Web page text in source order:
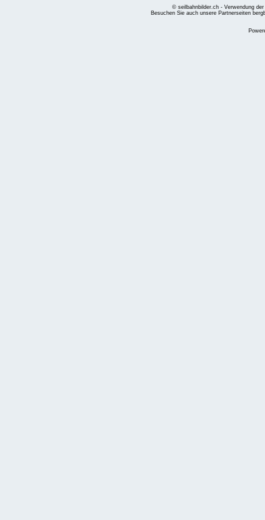
© seilbahnbilder.ch - Verwendung
Besuchen Sie auch unsere Partnerseiten